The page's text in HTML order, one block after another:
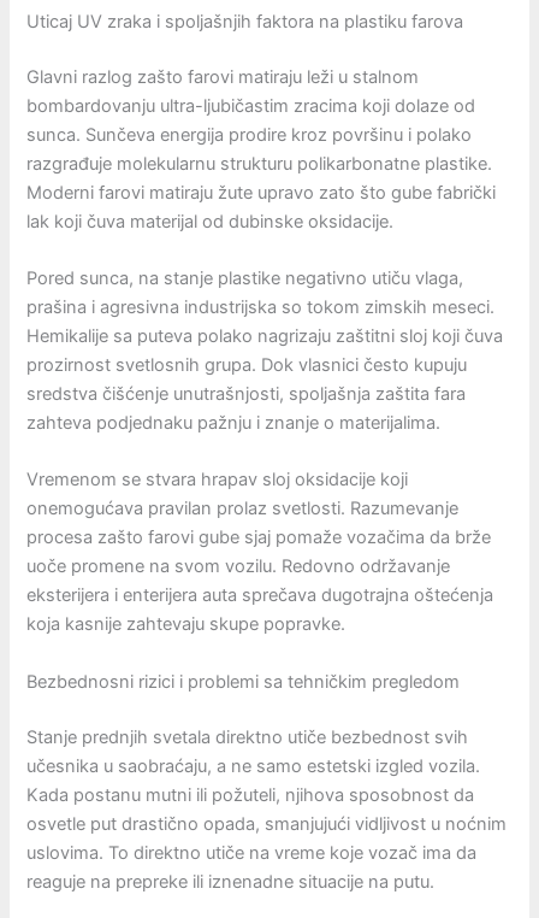
Uticaj UV zraka i spoljašnjih faktora na plastiku farova
Glavni razlog zašto farovi matiraju leži u stalnom
bombardovanju ultra-ljubičastim zracima koji dolaze od
sunca. Sunčeva energija prodire kroz površinu i polako
razgrađuje molekularnu strukturu polikarbonatne plastike.
Moderni farovi matiraju žute upravo zato što gube fabrički
lak koji čuva materijal od dubinske oksidacije.
Pored sunca, na stanje plastike negativno utiču vlaga,
prašina i agresivna industrijska so tokom zimskih meseci.
Hemikalije sa puteva polako nagrizaju zaštitni sloj koji čuva
prozirnost svetlosnih grupa. Dok vlasnici često kupuju
sredstva čišćenje unutrašnjosti, spoljašnja zaštita fara
zahteva podjednaku pažnju i znanje o materijalima.
Vremenom se stvara hrapav sloj oksidacije koji
onemogućava pravilan prolaz svetlosti. Razumevanje
procesa zašto farovi gube sjaj pomaže vozačima da brže
uoče promene na svom vozilu. Redovno održavanje
eksterijera i enterijera auta sprečava dugotrajna oštećenja
koja kasnije zahtevaju skupe popravke.
Bezbednosni rizici i problemi sa tehničkim pregledom
Stanje prednjih svetala direktno utiče bezbednost svih
učesnika u saobraćaju, a ne samo estetski izgled vozila.
Kada postanu mutni ili požuteli, njihova sposobnost da
osvetle put drastično opada, smanjujući vidljivost u noćnim
uslovima. To direktno utiče na vreme koje vozač ima da
reaguje na prepreke ili iznenadne situacije na putu.